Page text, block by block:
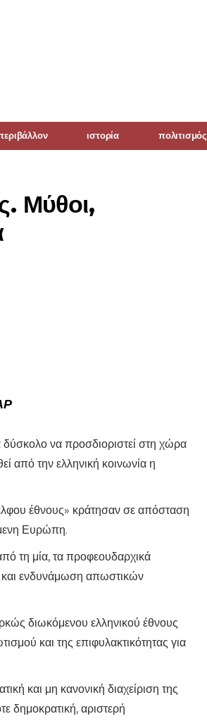
ιστορία πολιτισμός
Μύθοι,
να προσδιοριστεί στη χώρα
από την ελληνική κοινωνία η
έθνους» κράτησαν σε απόσταση
Ευρώπη.
τη μία, τα προφεουδαρχικά
και ενδυνάμωση απωστικών
διωκόμενου ελληνικού έθνους
και της επιφυλακτικότητας για
και μη κανονική διαχείριση της
δημοκρατική, αριστερή